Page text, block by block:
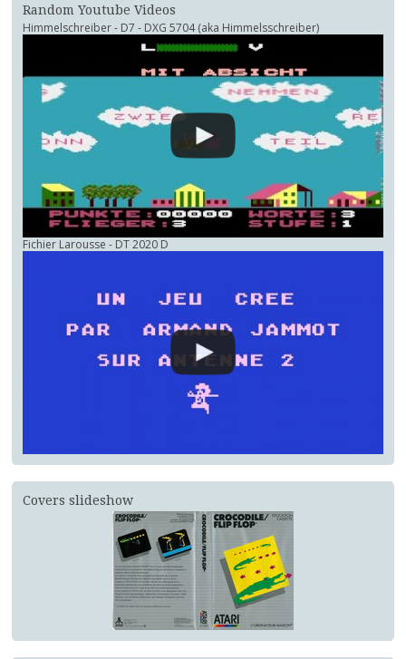
Random Youtube Videos
Himmelschreiber - D7 - DXG 5704 (aka Himmelsschreiber)
Fichier Larousse - DT 2020 D
Covers slideshow